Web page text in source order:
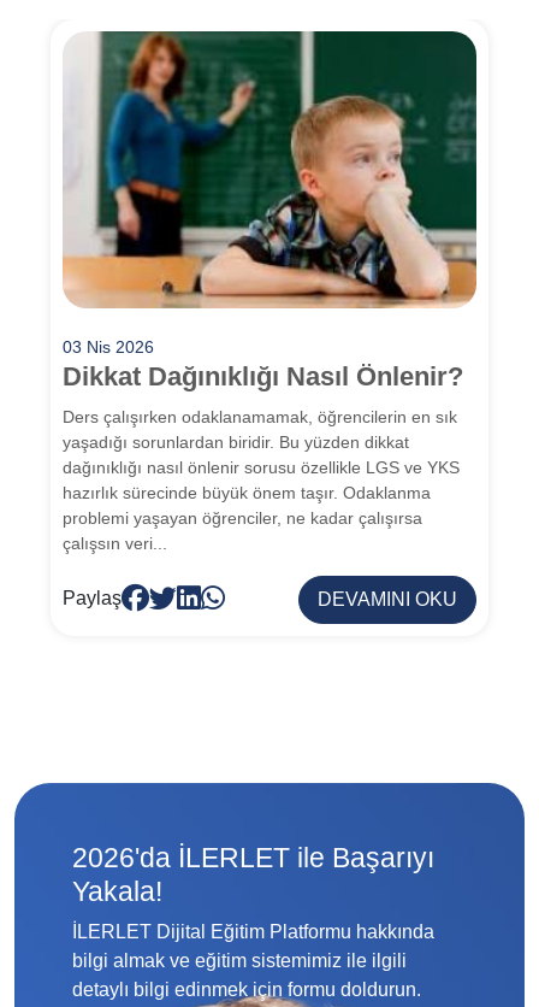
03 Nis 2026
Dikkat Dağınıklığı Nasıl Önlenir?
Ders çalışırken odaklanamamak, öğrencilerin en sık
yaşadığı sorunlardan biridir. Bu yüzden dikkat
dağınıklığı nasıl önlenir sorusu özellikle LGS ve YKS
hazırlık sürecinde büyük önem taşır. Odaklanma
problemi yaşayan öğrenciler, ne kadar çalışırsa
çalışsın veri...
Paylaş DEVAMINI OKU
2026'da İLERLET ile Başarıyı
Yakala!
İLERLET Dijital Eğitim Platformu hakkında
bilgi almak ve eğitim sistemimiz ile ilgili
detaylı bilgi edinmek için formu doldurun.